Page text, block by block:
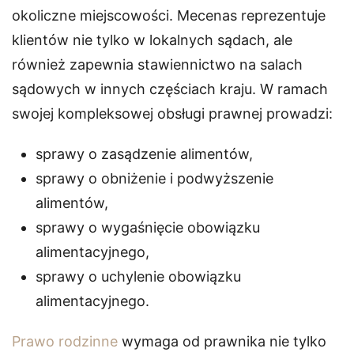
okoliczne miejscowości. Mecenas reprezentuje
klientów nie tylko w lokalnych sądach, ale
również zapewnia stawiennictwo na salach
sądowych w innych częściach kraju. W ramach
swojej kompleksowej obsługi prawnej prowadzi:
sprawy o zasądzenie alimentów,
sprawy o obniżenie i podwyższenie
alimentów,
sprawy o wygaśnięcie obowiązku
alimentacyjnego,
sprawy o uchylenie obowiązku
alimentacyjnego.
Prawo rodzinne wymaga od prawnika nie tylko